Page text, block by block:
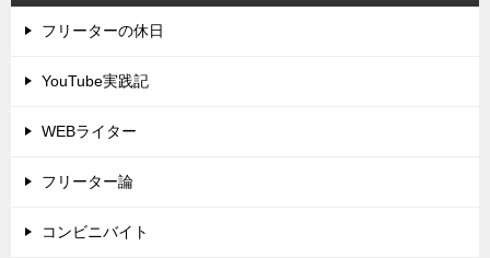
フリーターの休日
YouTube実践記
WEBライター
フリーター論
コンビニバイト